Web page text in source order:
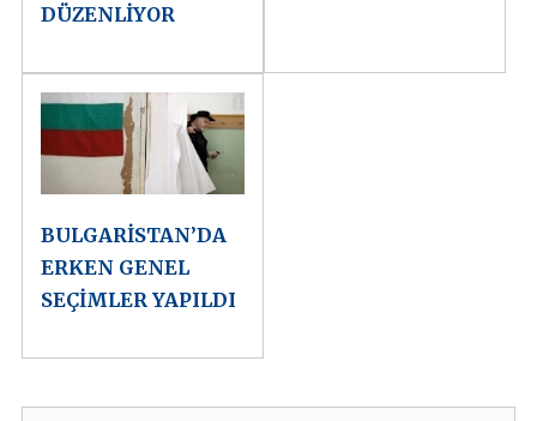
DÜZENLİYOR
BULGARİSTAN’DA
ERKEN GENEL
SEÇİMLER YAPILDI